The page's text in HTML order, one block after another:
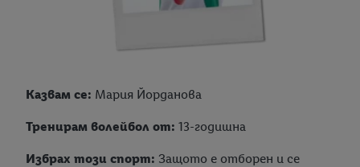
Казвам се: Мария Йорданова
Тренирам волейбол от: 13-годишна
Избрах този спорт: Защото е отборен и се